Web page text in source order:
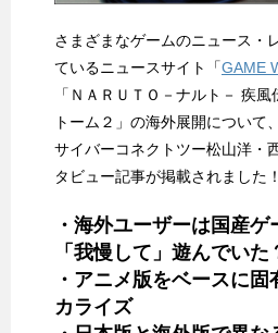
さまざまなゲームのニュース・
ているニュースサイト「GAME
「ＮＡＲＵＴＯ－ナルト－ 疾
トーム２」の海外展開について、
サイバーコネクトツー松山洋・
タビュー記事が掲載されました！
・海外ユーザーは国産
「我慢して」遊んでいた
・アニメ版をベースに
カライズ